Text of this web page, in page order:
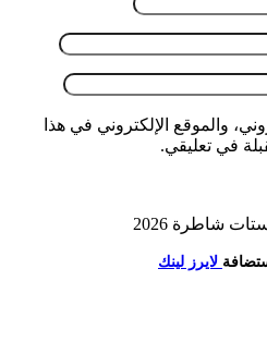
والموقع الإلكتروني في هذا
في تعليقي.
شاطرة 2026
لايرز لينك